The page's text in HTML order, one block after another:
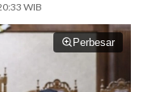
WIB
Perbesar